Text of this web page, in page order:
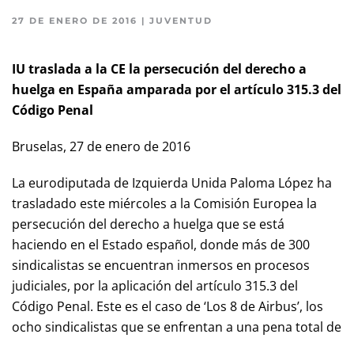
27 DE ENERO DE 2016 | JUVENTUD
IU traslada a la CE la persecución del derecho a
huelga en España amparada por el artículo 315.3 del
Código Penal
Bruselas, 27 de enero de 2016
La eurodiputada de Izquierda Unida Paloma López ha
trasladado este miércoles a la Comisión Europea la
persecución del derecho a huelga que se está
haciendo en el Estado español, donde más de 300
sindicalistas se encuentran inmersos en procesos
judiciales, por la aplicación del artículo 315.3 del
Código Penal. Este es el caso de ‘Los 8 de Airbus’, los
ocho sindicalistas que se enfrentan a una pena total de